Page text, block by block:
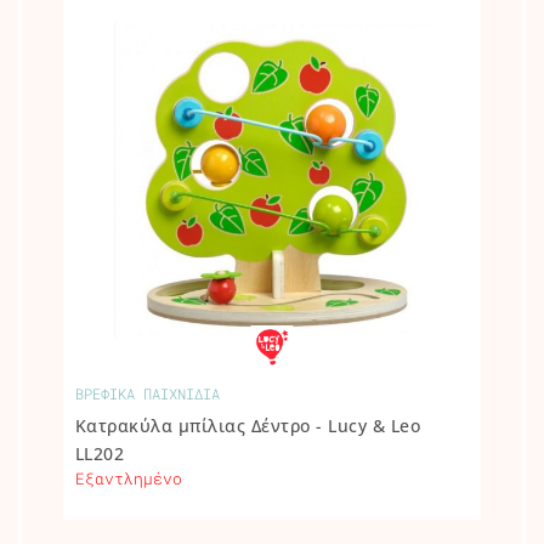
ΒΡΕΦΙΚΑ ΠΑΙΧΝΙΔΙΑ
Κατρακύλα μπίλιας Δέντρο - Lucy & Leo
LL202
Εξαντλημένο